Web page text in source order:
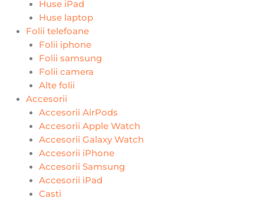
Huse iPad
Huse laptop
Folii telefoane
Folii iphone
Folii samsung
Folii camera
Alte folii
Accesorii
Accesorii AirPods
Accesorii Apple Watch
Accesorii Galaxy Watch
Accesorii iPhone
Accesorii Samsung
Accesorii iPad
Casti